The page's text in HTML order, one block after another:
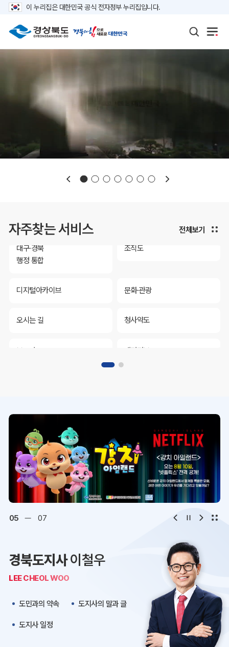
이 누리집은 대한민국 공식 전자정부 누리집입니다.
자주찾는 서비스
보도자료 재정정보
대구·경북
행정 통합
조직도
디지털아카이브 문화·관광
오시는 길 청사약도
보도자료 재정정보
대구·경북
행정 통합
조직도
디지털아카이브 문화·관광
오시는 길
K보듬 6000
정보공개
전체보기
06 07
경북도지사이철우
LEE CHEOL WOO
도민과의 약속 도지사의 말과 글
도지사 일정